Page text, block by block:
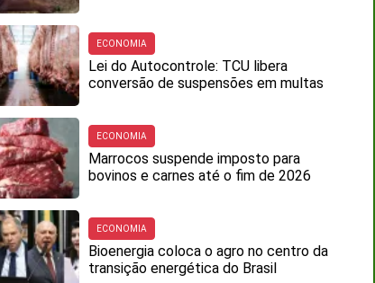
ECONOMIA
Lei do Autocontrole: TCU libera
conversão de suspensões em multas
ECONOMIA
Marrocos suspende imposto para
bovinos e carnes até o fim de 2026
ECONOMIA
Bioenergia coloca o agro no centro da
transição energética do Brasil